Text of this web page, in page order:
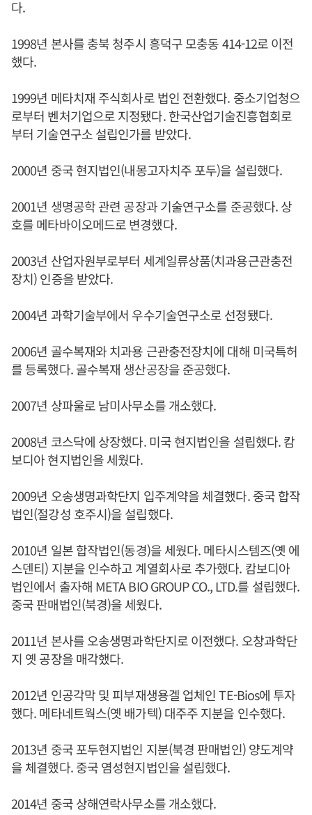
다.
1998년 본사를 충북 청주시 흥덕구 모충동 414-12로 이전
했다.
1999년 메타치재 주식회사로 법인 전환했다. 중소기업청으
로부터 벤처기업으로 지정됐다. 한국산업기술진흥협회로
부터 기술연구소 설립인가를 받았다.
2000년 중국 현지법인(내몽고자치주 포두)을 설립했다.
2001년 생명공학 관련 공장과 기술연구소를 준공했다. 상
호를 메타바이오메드로 변경했다.
2003년 산업자원부로부터 세계일류상품(치과용근관충전
장치) 인증을 받았다.
2004년 과학기술부에서 우수기술연구소로 선정됐다.
2006년 골수복재와 치과용 근관충전장치에 대해 미국특허
를 등록했다. 골수복재 생산공장을 준공했다.
2007년 상파울로 남미사무소를 개소했다.
2008년 코스닥에 상장했다. 미국 현지법인을 설립했다. 캄
보디아 현지법인을 세웠다.
2009년 오송생명과학단지 입주계약을 체결했다. 중국 합작
법인(절강성 호주시)을 설립했다.
2010년 일본 합작법인(동경)을 세웠다. 메타시스템즈(옛 에
스덴티) 지분을 인수하고 계열회사로 추가했다. 캄보디아
법인에서 출자해 META BIO GROUP CO., LTD.를 설립했다.
중국 판매법인(북경)을 세웠다.
2011년 본사를 오송생명과학단지로 이전했다. 오창과학단
지 옛 공장을 매각했다.
2012년 인공각막 및 피부재생용겔 업체인 TE-Bios에 투자
했다. 메타네트웍스(옛 배가텍) 대주주 지분을 인수했다.
2013년 중국 포두현지법인 지분(북경 판매법인) 양도계약
을 체결했다. 중국 염성현지법인을 설립했다.
2014년 중국 상해연락사무소를 개소했다.